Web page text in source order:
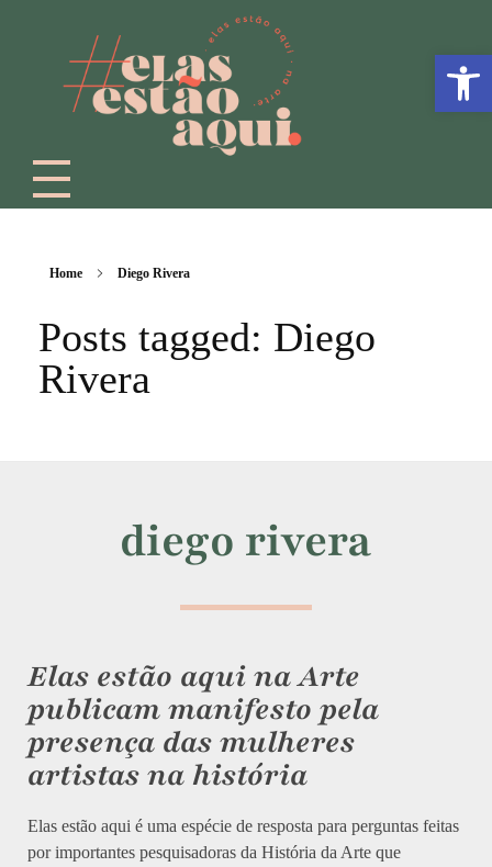
Home Diego Rivera
Posts tagged: Diego
Rivera
diego rivera
Elas estão aqui na Arte
publicam manifesto pela
presença das mulheres
artistas na história
Elas estão aqui é uma espécie de resposta para perguntas feitas
por importantes pesquisadoras da História da Arte que
Abrir a